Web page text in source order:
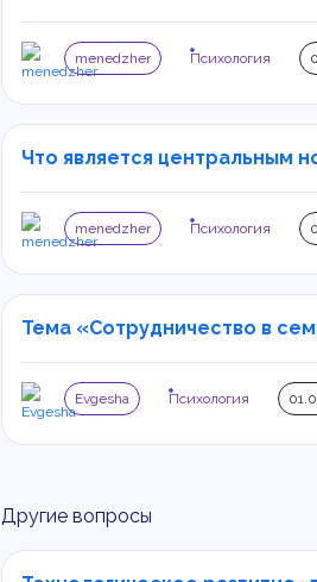
menedzher Психология
Что является центральным
menedzher Психология
Тема «Сотрудничество в
Evgesha Психология
Другие вопросы